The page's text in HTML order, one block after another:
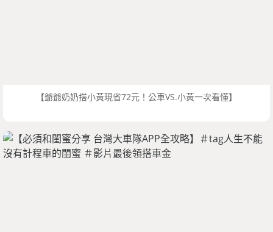
【爺爺奶奶搭小黃現省72元！公車VS.小黃一次看懂】